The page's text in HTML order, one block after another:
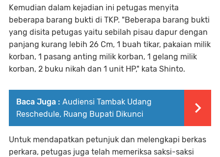
Kemudian dalam kejadian ini petugas menyita
beberapa barang bukti di TKP. "Beberapa barang bukti
yang disita petugas yaitu sebilah pisau dapur dengan
panjang kurang lebih 26 Cm, 1 buah tikar, pakaian milik
korban, 1 pasang anting milik korban, 1 gelang milik
korban, 2 buku nikah dan 1 unit HP," kata Shinto.
Baca Juga : Audiensi Tambak Udang
Reschedule, Ruang Bupati Dikunci
Untuk mendapatkan petunjuk dan melengkapi berkas
perkara, petugas juga telah memeriksa saksi-saksi